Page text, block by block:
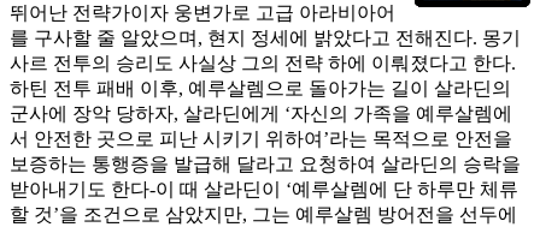
뛰어난 전략가이자 웅변가로 고급 아라비아어
를 구사할 줄 알았으며, 현지 정세에 밝았다고 전해진다. 몽기
사르 전투의 승리도 사실상 그의 전략 하에 이뤄졌다고 한다.
하틴 전투 패배 이후, 예루살렘으로 돌아가는 길이 살라딘의
군사에 장악 당하자, 살라딘에게 ‘자신의 가족을 예루살렘에
서 안전한 곳으로 피난 시키기 위하여’라는 목적으로 안전을
보증하는 통행증을 발급해 달라고 요청하여 살라딘의 승락을
받아내기도 한다-이 때 살라딘이 ‘예루살렘에 단 하루만 체류
할 것’을 조건으로 삼았지만, 그는 예루살렘 방어전을 선두에